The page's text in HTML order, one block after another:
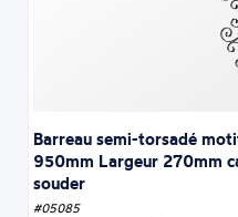
Barreau semi-torsadé
950mm Largeur 270mm
souder
#05085